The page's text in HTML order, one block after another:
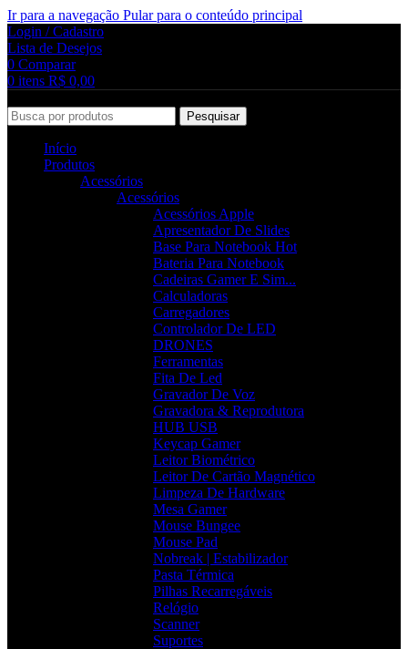
Ir para a navegação Pular para o conteúdo principal
Login / Cadastro
Lista de Desejos
0 Comparar
0 itens R$ 0,00
Pesquisar
Início
Produtos
Acessórios
Acessórios
Acessórios Apple
Apresentador De Slides
Base Para Notebook Hot
Bateria Para Notebook
Cadeiras Gamer E Sim...
Calculadoras
Carregadores
Controlador De LED
DRONES
Ferramentas
Fita De Led
Gravador De Voz
Gravadora & Reprodutora
HUB USB
Keycap Gamer
Leitor Biométrico
Leitor De Cartão Magnético
Limpeza De Hardware
Mesa Gamer
Mouse Bungee
Mouse Pad
Nobreak | Estabilizador
Pasta Térmica
Pilhas Recarregáveis
Relógio
Scanner
Suportes